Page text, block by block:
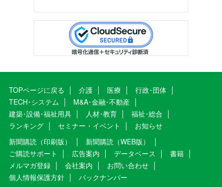
TOPページに戻る 介護 医療
行政･団体
TECH･システム
M&A･金融･不動産
建築･設備･福祉用具
人材･教育
福祉･総合
ランキング
セミナー・イベント
お知らせ
新聞購読（印刷版）
新聞購読（WEB版）
ご購読サポート
広告案内 データベース
書籍
メルマガ登録
会社案内
お問い合わせ
個人情報保護方針
バックナンバー